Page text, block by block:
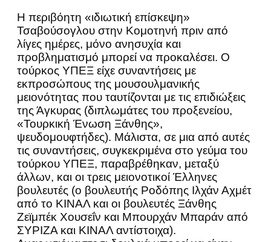
Η περιβόητη «ιδιωτική επίσκεψη»
Τσαβούσογλου στην Κομοτηνή πριν από
λίγες ημέρες, μόνο ανησυχία και
προβληματισμό μπορεί να προκαλέσει. Ο
τούρκος ΥΠΕΞ είχε συναντήσεις με
εκπροσώπους της μουσουλμανικής
μειονότητας που ταυτίζονται με τις επιδιώξεις
της Άγκυρας (διπλωμάτες του προξενείου,
«Τουρκική Ένωση Ξάνθης»,
ψευδομουφτήδες). Μάλιστα, σε μια από αυτές
τις συναντήσεις, συγκεκριμένα στο γεύμα του
τούρκου ΥΠΕΞ, παραβρέθηκαν, μεταξύ
άλλων, και οι τρεις μειονοτικοί Έλληνες
βουλευτές (ο βουλευτής Ροδόπης Ιλχάν Αχμέτ
από το ΚΙΝΑΛ και οι βουλευτές Ξάνθης
Ζεϊμπέκ Χουσεΐν και Μπουρχάν Μπαράν από
ΣΥΡΙΖΑ και ΚΙΝΑΛ αντίστοιχα).